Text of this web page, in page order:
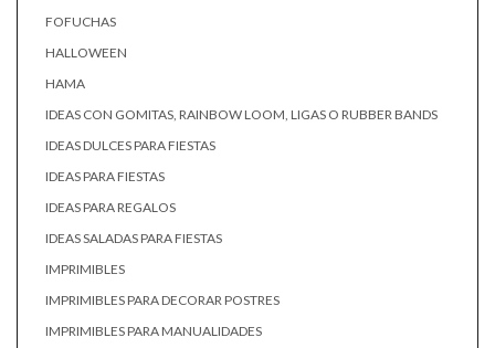
FOFUCHAS
HALLOWEEN
HAMA
IDEAS CON GOMITAS, RAINBOW LOOM, LIGAS O RUBBER BANDS
IDEAS DULCES PARA FIESTAS
IDEAS PARA FIESTAS
IDEAS PARA REGALOS
IDEAS SALADAS PARA FIESTAS
IMPRIMIBLES
IMPRIMIBLES PARA DECORAR POSTRES
IMPRIMIBLES PARA MANUALIDADES